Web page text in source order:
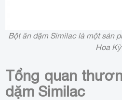
Bột ăn dặm Similac là một sản
Hoa Kỳ
Tổng quan
dặm Similac